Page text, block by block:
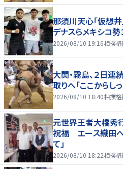
那須川天心「仮想
デナスらメキシコ
2026/08/10 19:16相撲
大関・霧島、２日
取りへ「ここからし
2026/08/10 18:40相撲
元世界王者大橋秀
祝福 エース織田へ
て」
2026/08/10 18:22相撲